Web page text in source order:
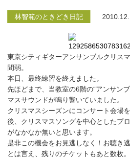
林智範のときどき日記
東京シティギターアンサンブルクリス
間弱。
本日、最終練習を終えました。
先ほどまで、当教室の6階の“アンサン
マスサウンドが鳴り響いていました。
クリスマスシーズンにコンサート会場
後、クリスマスソングを中心としたプ
がなかなか無いと思います。
是非この機会をお見逃しなく！お聴き逃
とは言え、残りのチケットもあと数枚。